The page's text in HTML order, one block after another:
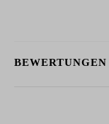
BEWERTUNGEN